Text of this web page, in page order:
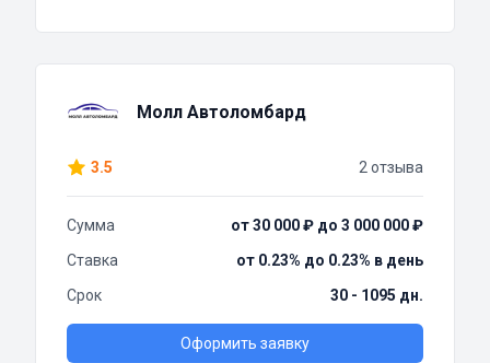
Молл Автоломбард
3.5 2 отзыва
Сумма
от 30 000 ₽ до 3 000 000 ₽
Ставка
от 0.23% до 0.23% в день
Срок
30 - 1095 дн.
Оформить заявку